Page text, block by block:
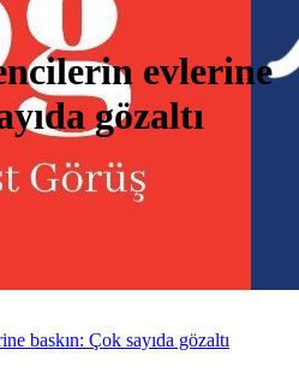
evlerine
gözaltı